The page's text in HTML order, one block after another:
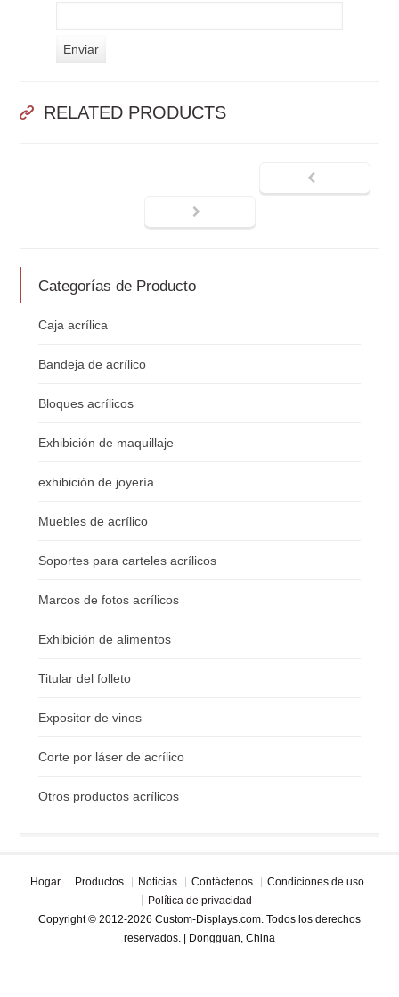
RELATED PRODUCTS
Categorías de Producto
Caja acrílica
Bandeja de acrílico
Bloques acrílicos
Exhibición de maquillaje
exhibición de joyería
Muebles de acrílico
Soportes para carteles acrílicos
Marcos de fotos acrílicos
Exhibición de alimentos
Titular del folleto
Expositor de vinos
Corte por láser de acrílico
Otros productos acrílicos
Hogar Productos Noticias Contáctenos
Condiciones de uso
Política de privacidad
Copyright © 2012-2026 Custom-Displays.com. Todos los derechos
reservados. | Dongguan, China